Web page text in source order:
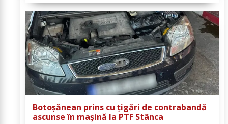
Botoșănean prins cu țigări de contrabandă
ascunse în mașină la PTF Stânca